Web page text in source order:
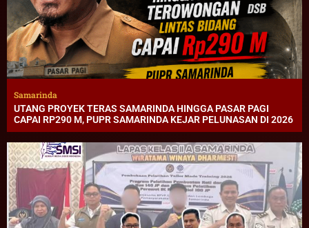
Samarinda
UTANG PROYEK TERAS SAMARINDA HINGGA PASAR PAGI
CAPAI RP290 M, PUPR SAMARINDA KEJAR PELUNASAN DI 2026